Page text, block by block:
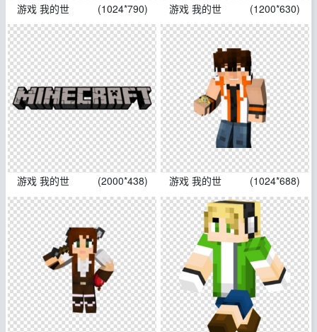
游戏 我的世 (1024*790) 游戏 我的世 (1200*630)
游戏 我的世 (2000*438) 游戏 我的世 (1024*688)